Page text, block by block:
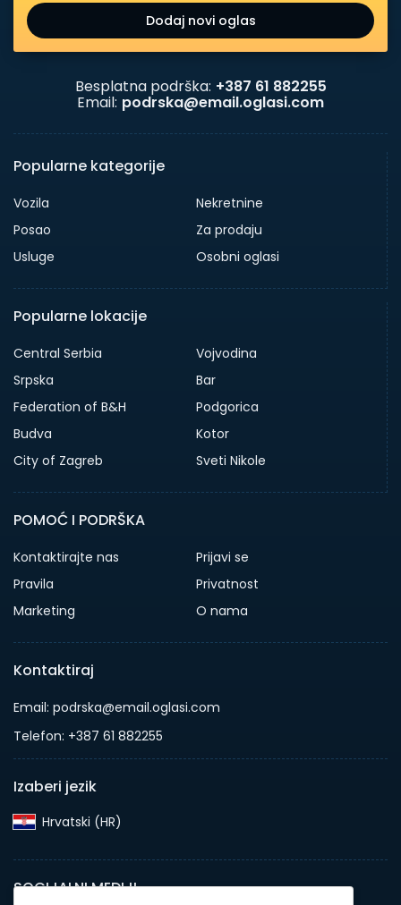
Dodaj novi oglas
Besplatna podrška: +387 61 882255
Email: podrska@email.oglasi.com
Popularne kategorije
Vozila
Nekretnine
Posao
Za prodaju
Usluge
Osobni oglasi
Popularne lokacije
Central Serbia
Vojvodina
Srpska
Bar
Federation of B&H
Podgorica
Budva
Kotor
City of Zagreb
Sveti Nikole
POMOĆ I PODRŠKA
Kontaktirajte nas
Prijavi se
Pravila
Privatnost
Marketing
O nama
Kontaktiraj
Email: podrska@email.oglasi.com
Telefon: +387 61 882255
Izaberi jezik
Hrvatski (HR)‎
SOCIJALNI MEDIJI